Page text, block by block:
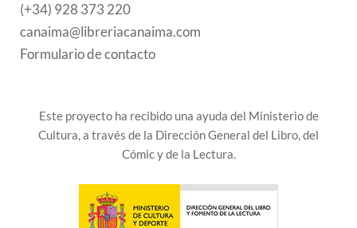
(+34) 928 373 220
canaima@libreriacanaima.com
Formulario de contacto
Este proyecto ha recibido una ayuda del Ministerio de
Cultura, a través de la Dirección General del Libro, del
Cómic y de la Lectura.